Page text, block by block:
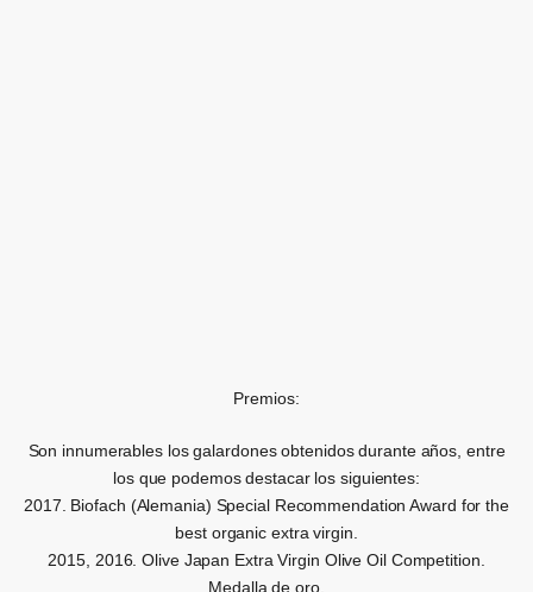
Premios:
Son innumerables los galardones obtenidos durante años, entre
los que podemos destacar los siguientes:
2017. Biofach (Alemania) Special Recommendation Award for the
best organic extra virgin.
2015, 2016. Olive Japan Extra Virgin Olive Oil Competition.
Medalla de oro.